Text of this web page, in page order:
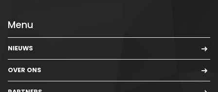
Menu
NIEUWS
OVER ONS